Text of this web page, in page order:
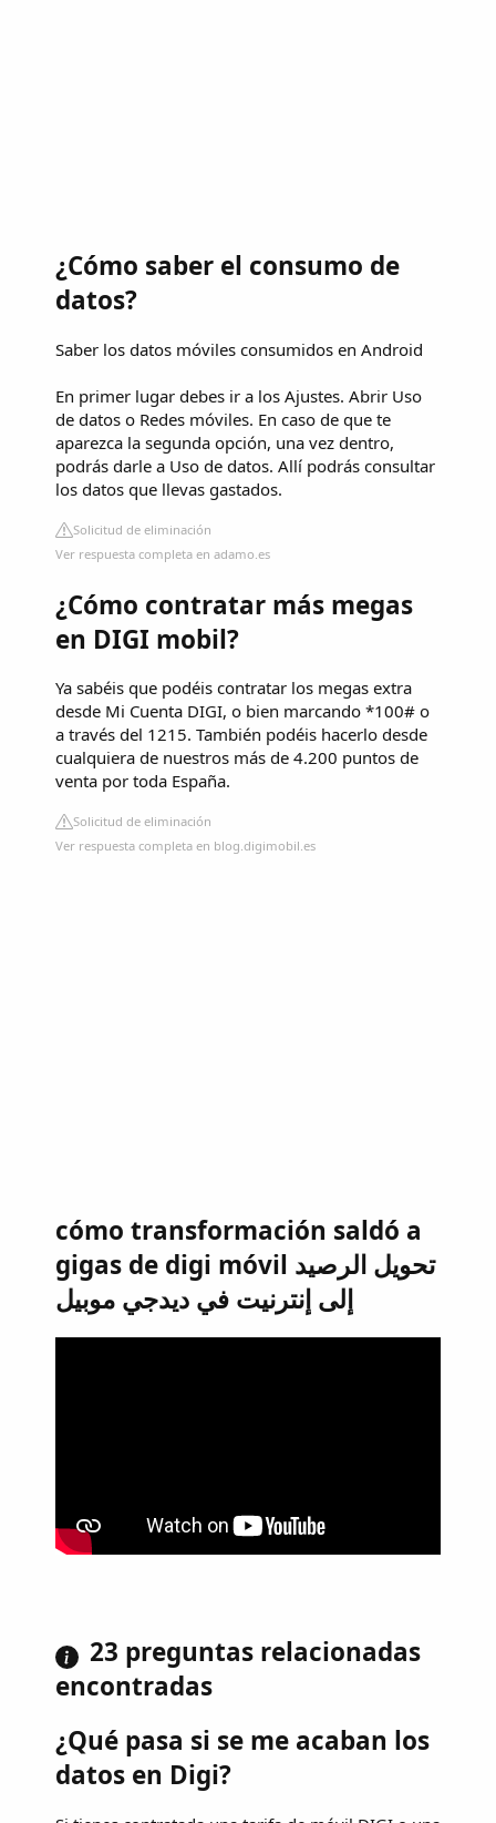
¿Cómo saber el consumo de
datos?
Saber los datos móviles consumidos en Android
En primer lugar debes ir a los Ajustes. Abrir Uso
de datos o Redes móviles. En caso de que te
aparezca la segunda opción, una vez dentro,
podrás darle a Uso de datos. Allí podrás consultar
los datos que llevas gastados.
Solicitud de eliminación
Ver respuesta completa en adamo.es
¿Cómo contratar más megas
en DIGI mobil?
Ya sabéis que podéis contratar los megas extra
desde Mi Cuenta DIGI, o bien marcando *100# o
a través del 1215. También podéis hacerlo desde
cualquiera de nuestros más de 4.200 puntos de
venta por toda España.
Solicitud de eliminación
Ver respuesta completa en blog.digimobil.es
cómo transformación saldó a
gigas de digi móvil تحويل الرصيد
إلى إنترنيت في ديدجي موبيل
23 preguntas relacionadas
encontradas
¿Qué pasa si se me acaban los
datos en Digi?